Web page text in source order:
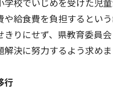
校でいじめを受けた児
や給食費を負担するとい
きりにせず、県教育委員
解決に努力するよう求めま
行